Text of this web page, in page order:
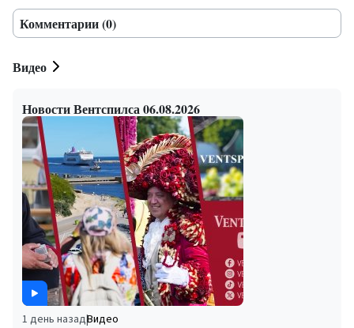
Комментарии (0)
Видео
Новости Вентспилса 06.08.2026
1 день назад|Видео